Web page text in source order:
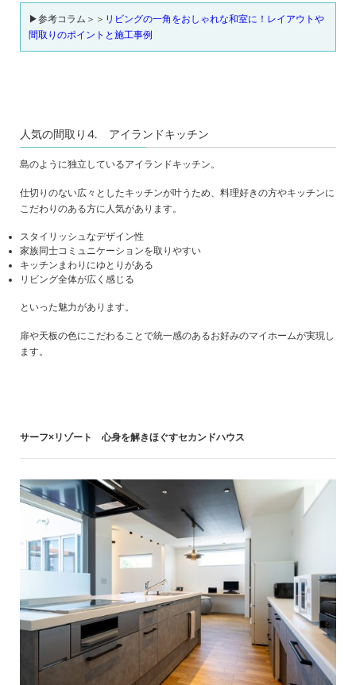
▶参考コラム＞＞ リビングの一角をおしゃれな和室に！レイアウトや
間取りのポイントと施工事例
人気の間取り⒋ アイランドキッチン
島のように独立しているアイランドキッチン。
仕切りのない広々としたキッチンが叶うため、料理好きの方やキッチンに
こだわりのある方に人気があります。
スタイリッシュなデザイン性
家族同士コミュニケーションを取りやすい
キッチンまわりにゆとりがある
リビング全体が広く感じる
といった魅力があります。
扉や天板の色にこだわることで統一感のあるお好みのマイホームが実現し
ます。
サーフ×リゾート 心身を解きほぐすセカンドハウス